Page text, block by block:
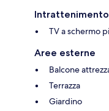
Intrattenimento
TV a schermo
Aree esterne
Balcone
Terrazza
Giardino